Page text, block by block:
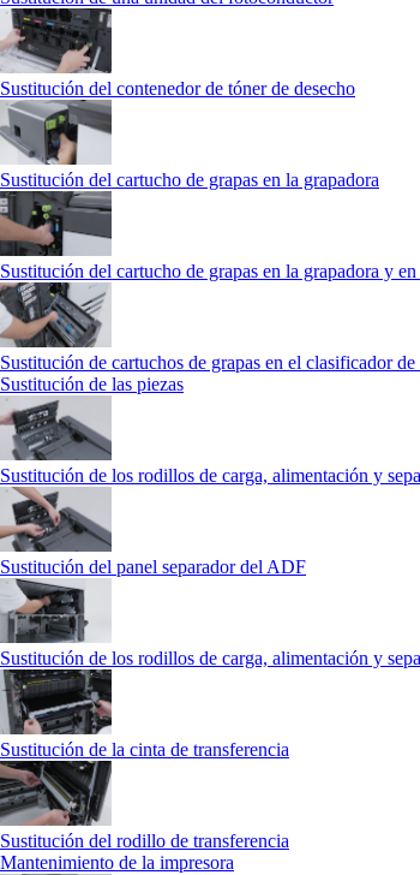
Sustitución del contenedor de tóner de desecho
Sustitución del cartucho de grapas en la grapadora
Sustitución del cartucho de grapas en la grapadora y
Sustitución de cartuchos de grapas en el clasificador
Sustitución de las piezas
Sustitución de los rodillos de carga, alimentación y
Sustitución del panel separador del ADF
Sustitución de los rodillos de carga, alimentación y
Sustitución de la cinta de transferencia
Sustitución del rodillo de transferencia
Mantenimiento de la impresora